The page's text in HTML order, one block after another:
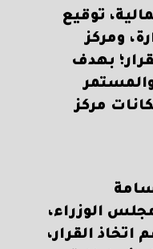
توقيع
ومركز
بهدف
مركز
الوزراء،
اتخاذ القرار،